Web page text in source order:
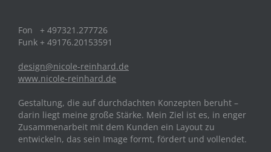
Fon + 497321.277726
Funk + 49176.20153591
design@nicole-reinhard.de
www.nicole-reinhard.de
Gestaltung, die auf durchdachten Konzepten beruht –
darin liegt meine große Stärke. Mein Ziel ist es, in enger
Zusammenarbeit mit dem Kunden ein Layout zu
entwickeln, das sein Image formt, fördert und vollendet.